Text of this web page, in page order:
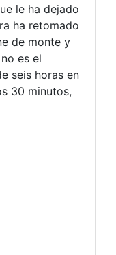
le ha dejado
ha retomado
de monte y
es el
seis horas en
30 minutos,